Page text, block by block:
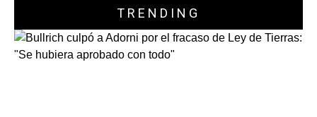
TRENDING